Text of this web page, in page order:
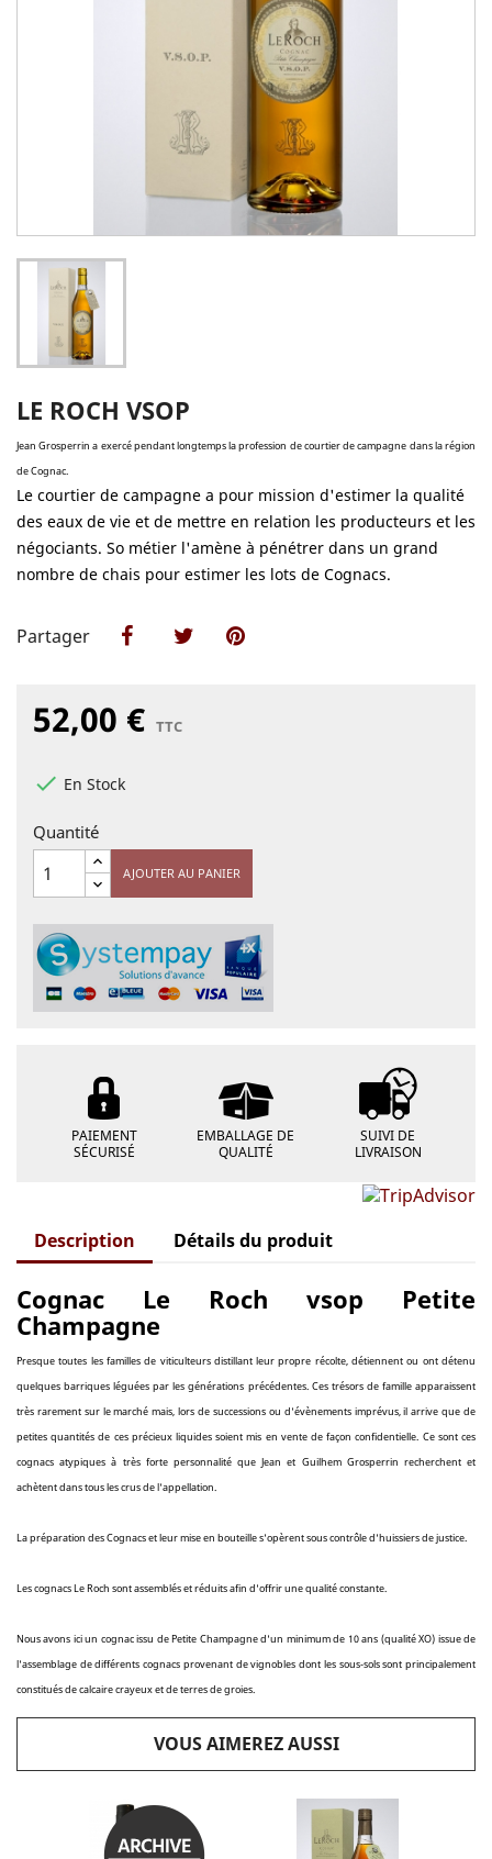
LE ROCH VSOP
Jean Grosperrin a exercé pendant longtemps la profession de courtier de campagne dans la région
de Cognac.
Le courtier de campagne a pour mission d'estimer la qualité
des eaux de vie et de mettre en relation les producteurs et les
négociants. So métier l'amène à pénétrer dans un grand
nombre de chais pour estimer les lots de Cognacs.
Partager Partager Tweet
52,00 € TTC
 En Stock
Quantité
AJOUTER AU PANIER
PAIEMENT
SÉCURISÉ
EMBALLAGE DE
QUALITÉ
SUIVI DE
LIVRAISON
Description Détails du produit
Cognac Le Roch vsop Petite
Champagne
Presque toutes les familles de viticulteurs distillant leur propre récolte, détiennent ou ont détenu
quelques barriques léguées par les générations précédentes. Ces trésors de famille apparaissent
très rarement sur le marché mais, lors de successions ou d'évènements imprévus, il arrive que de
petites quantités de ces précieux liquides soient mis en vente de façon confidentielle. Ce sont ces
cognacs atypiques à très forte personnalité que Jean et Guilhem Grosperrin recherchent et
achètent dans tous les crus de l'appellation.
La préparation des Cognacs et leur mise en bouteille s'opèrent sous contrôle d'huissiers de justice.
Les cognacs Le Roch sont assemblés et réduits afin d'offrir une qualité constante.
Nous avons ici un cognac issu de Petite Champagne d'un minimum de 10 ans (qualité XO) issue de
l'assemblage de différents cognacs provenant de vignobles dont les sous-sols sont principalement
constitués de calcaire crayeux et de terres de groies.
VOUS AIMEREZ AUSSI